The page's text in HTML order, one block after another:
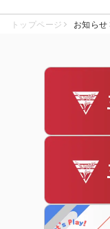
トップページ お知らせ